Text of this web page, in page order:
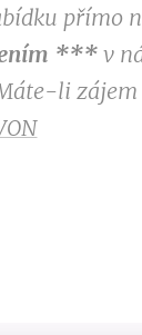
přímo
***v
li zájem